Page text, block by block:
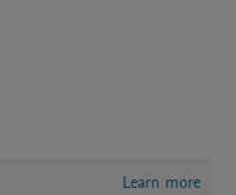
Learn more